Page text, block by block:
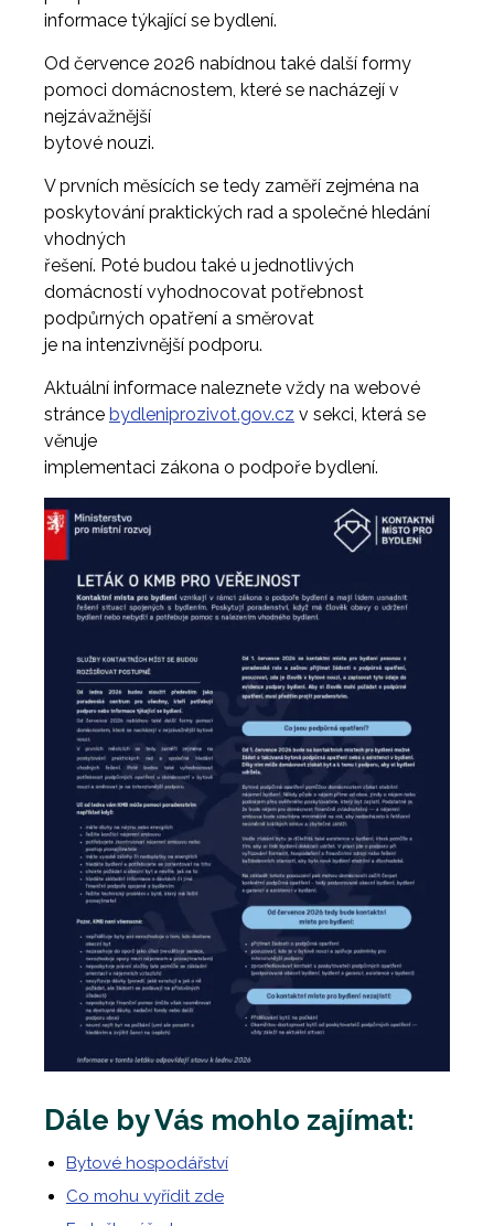
informace týkající se bydlení.
Od července 2026 nabídnou také další formy
pomoci domácnostem, které se nacházejí v
nejzávažnější
bytové nouzi.
V prvních měsících se tedy zaměří zejména na
poskytování praktických rad a společné hledání
vhodných
řešení. Poté budou také u jednotlivých
domácností vyhodnocovat potřebnost
podpůrných opatření a směrovat
je na intenzivnější podporu.
Aktuální informace naleznete vždy na webové
stránce bydleniprozivot.gov.cz v sekci, která se
věnuje
implementaci zákona o podpoře bydlení.
Dále by Vás mohlo zajímat:
Bytové hospodářství
Co mohu vyřídit zde